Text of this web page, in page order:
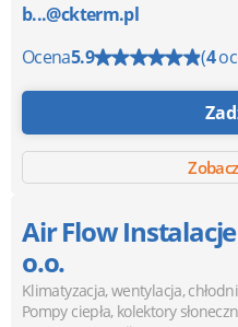
b...@ckterm.pl
Ocena5.9 (4
Air Flow Instalacje
o.o.
Klimatyzacja, wentylacja,
Pompy ciepła, kolektory